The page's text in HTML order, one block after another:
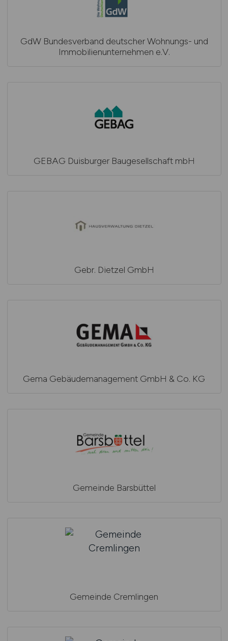
GdW Bundesverband deutscher Wohnungs- und
Immobilienunternehmen e.V.
GEBAG Duisburger Baugesellschaft mbH
Gebr. Dietzel GmbH
Gema Gebäudemanagement GmbH & Co. KG
Gemeinde Barsbüttel
Gemeinde Cremlingen